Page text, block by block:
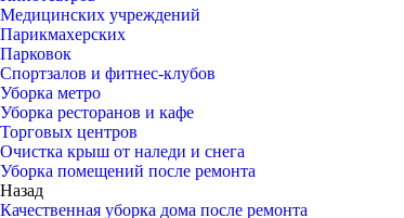
Медицинских учреждений
Парикмахерских
Парковок
Спортзалов и фитнес-клубов
Уборка метро
Уборка ресторанов и кафе
Торговых центров
Очистка крыш от наледи и снега
Уборка помещений после ремонта
Назад
Качественная уборка дома после ремонта